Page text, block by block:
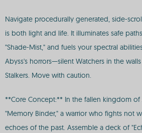
Navigate procedurally generated, side-
is both light and life. It illuminates safe
"Shade-Mist," and fuels your spectral
Abyss's horrors—silent Watchers in the
Stalkers. Move with caution.
**Core Concept:** In the fallen kingdom of
"Memory Binder," a warrior who fights not
echoes of the past. Assemble a deck of